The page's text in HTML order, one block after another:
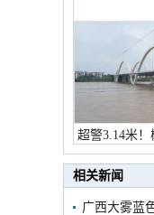
超警3.14米
市
相关新闻
广西大雾蓝